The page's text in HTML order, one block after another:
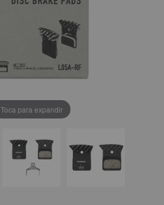
Toca para expandir